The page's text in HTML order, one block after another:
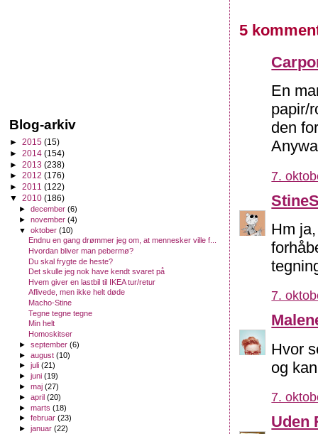
5
En
papir/
den
7.
Hm
7.
Hvor
og
7.
Uden
Blog-arkiv
► 2015 (15)
► 2014 (154)
► 2013 (238)
► 2012 (176)
► 2011 (122)
▼ 2010 (186)
►december(6)
►november(4)
▼oktober(10)
Endnu en gang drømmer jeg om, at mennesker ville f...
Hvordan bliver man pebermø?
Du skal frygte de heste?
Det skulle jeg nok have kendt svaret på
Hvem giver en lastbil til IKEA tur/retur
Aflivede, men ikke helt døde
Macho-Stine
Tegne tegne tegne
Min helt
Homoskitser
►september(6)
►august(10)
►juli(21)
►juni(19)
►maj(27)
►april(20)
►marts(18)
►februar(23)
►januar(22)